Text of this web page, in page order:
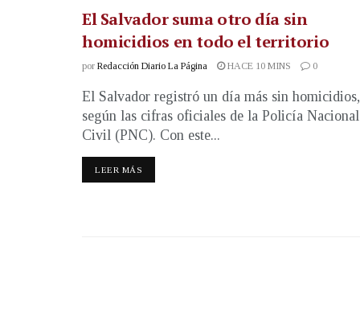
El Salvador suma otro día sin
homicidios en todo el territorio
por Redacción Diario La Página HACE 10 MINS 0
El Salvador registró un día más sin homicidios,
según las cifras oficiales de la Policía Nacional
Civil (PNC). Con este...
LEER MÁS